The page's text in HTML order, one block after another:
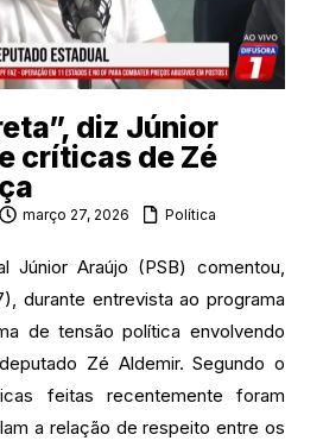
diz Júnior
críticas de Zé
março 27, 2026 Política
Júnior Araújo (PSB) comentou,
durante entrevista ao programa
de tensão política envolvendo
Zé Aldemir. Segundo o
feitas recentemente foram
a relação de respeito entre os